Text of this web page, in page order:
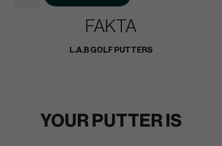
FAKTA
L.A.B GOLF PUTTERS
YOUR PUTTER IS